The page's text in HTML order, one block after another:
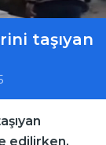
taşıyan
edilirken,